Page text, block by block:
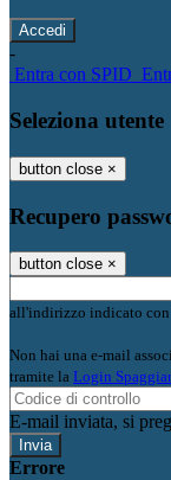
-
Entra con SPID
Seleziona utente
button close ×
Recupero
button close ×
all'indirizzo indicato con
Non hai una e-mail
tramite la Login
E-mail inviata, si
Errore